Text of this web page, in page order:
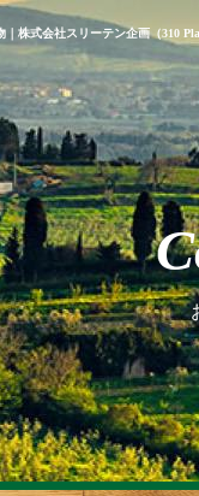
株式会社スリーテン企画（310